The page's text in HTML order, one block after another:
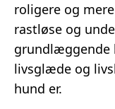
roligere og
rastløse og
grundlæggende
livsglæde og
hund er.